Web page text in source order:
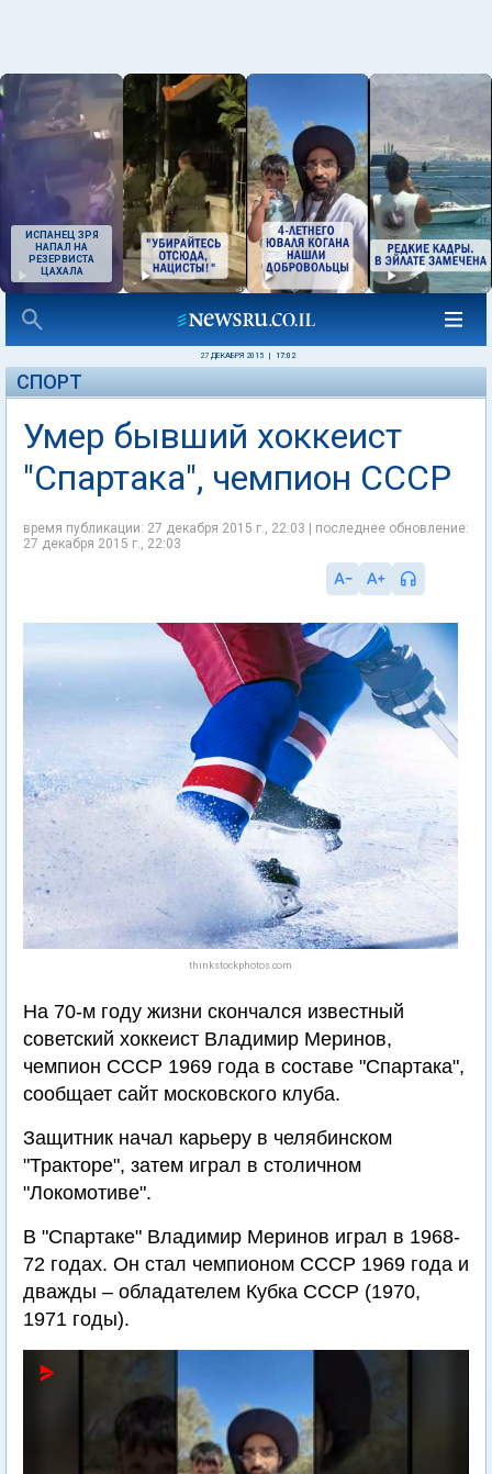
ИСПАНЕЦ ЗРЯ
НАПАЛ НА
РЕЗЕРВИСТА
ЦАХАЛА
27 ДЕКАБРЯ 2015 17:02
СПОРТ
Умер бывший хоккеист
"Спартака", чемпион СССР
время публикации: 27 декабря 2015 г., 22:03 | последнее обновление:
27 декабря 2015 г., 22:03
thinkstockphotos.com
На 70-м году жизни скончался известный
советский хоккеист Владимир Меринов,
чемпион СССР 1969 года в составе "Спартака",
сообщает сайт московского клуба.
Защитник начал карьеру в челябинском
"Тракторе", затем играл в столичном
"Локомотиве".
В "Спартаке" Владимир Меринов играл в 1968-
72 годах. Он стал чемпионом СССР 1969 года и
дважды – обладателем Кубка СССР (1970,
1971 годы).